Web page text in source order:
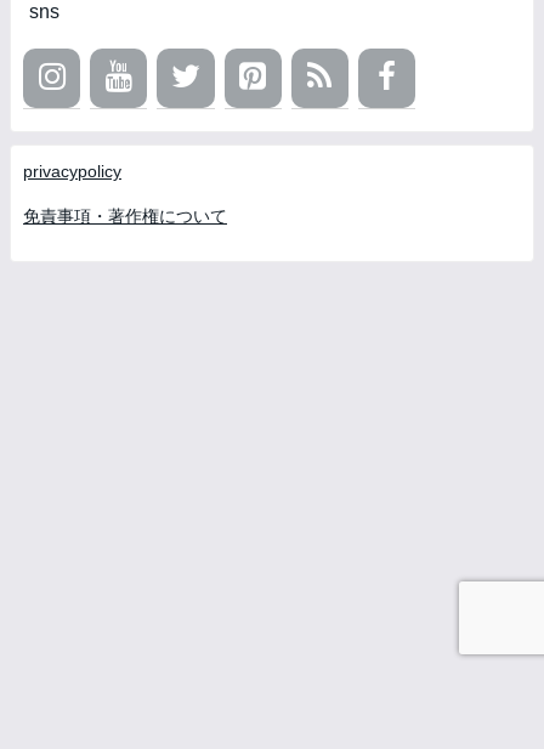
sns
privacypolicy
免責事項・著作権について